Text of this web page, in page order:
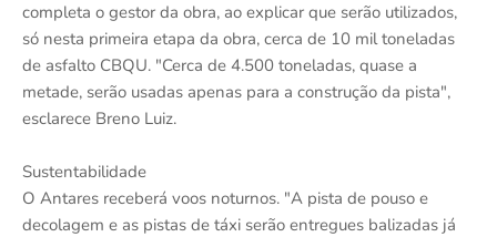
completa o gestor da obra, ao explicar que serão utilizados,
só nesta primeira etapa da obra, cerca de 10 mil toneladas
de asfalto CBQU. "Cerca de 4.500 toneladas, quase a
metade, serão usadas apenas para a construção da pista",
esclarece Breno Luiz.
Sustentabilidade
O Antares receberá voos noturnos. "A pista de pouso e
decolagem e as pistas de táxi serão entregues balizadas já